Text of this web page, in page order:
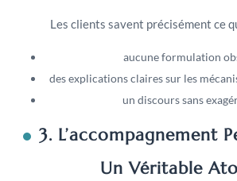
Les clients savent précisément ce
aucune formulation
des explications claires sur les
un discours sans
3. L’accompagnement
Un Véritable